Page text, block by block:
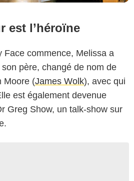
est l’héroïne
Face commence, Melissa a
père, changé de nom de
Moore (James Wolk), avec qui
est également devenue
Greg Show, un talk-show sur